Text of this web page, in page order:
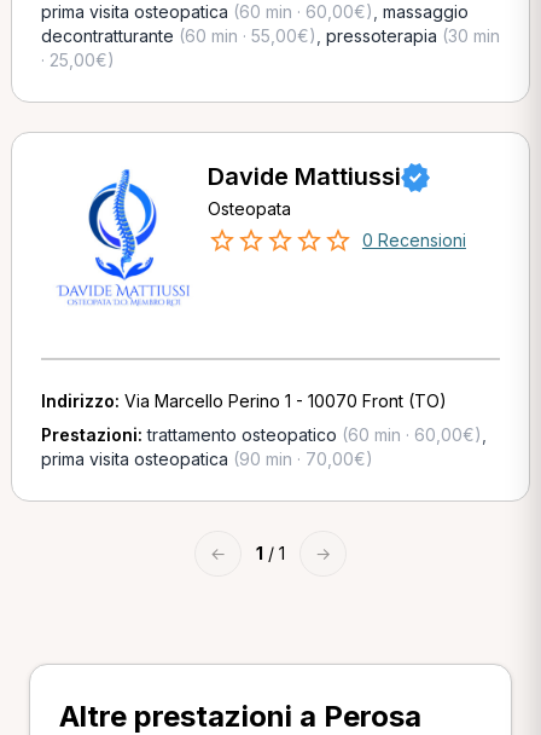
prima visita osteopatica (60 min · 60,00€) massaggio
decontratturante (60 min · 55,00€) pressoterapia (30 min
· 25,00€)
Davide Mattiussi
Osteopata
0 Recensioni
Indirizzo: Via Marcello Perino 1 - 10070 Front (TO)
Prestazioni:trattamento osteopatico (60 min · 60,00€)
prima visita osteopatica (90 min · 70,00€)
← 1 / 1 →
Altre prestazioni a Perosa